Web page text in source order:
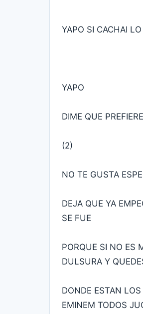
YAPO SI CACHAI
YAPO
DIME QUE
(2)
NO TE GUSTA
DEJA QUE YA
SE FUE
PORQUE SI NO ES
DULSURA Y
DONDE ESTAN
EMINEM TODOS